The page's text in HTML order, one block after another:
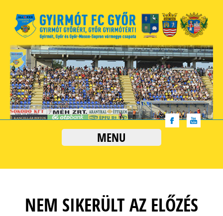
MENU
NEM SIKERÜLT AZ ELŐZÉS